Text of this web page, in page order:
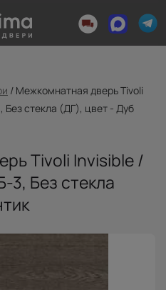
/ Межкомнатная дверь Tivoli
Без стекла (ДГ), цвет - Дуб
Tivoli Invisible /
3, Без стекла